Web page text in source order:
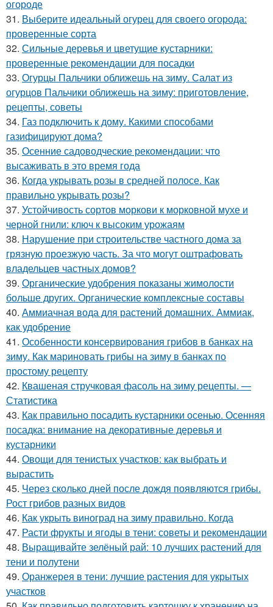
огороде
31. Выберите идеальный огурец для своего огорода:
проверенные сорта
32. Сильные деревья и цветущие кустарники:
проверенные рекомендации для посадки
33. Огурцы Пальчики оближешь на зиму. Салат из
огурцов Пальчики оближешь на зиму: приготовление,
рецепты, советы
34. Газ подключить к дому. Какими способами
газифицируют дома?
35. Осенние садоводческие рекомендации: что
высаживать в это время года
36. Когда укрывать розы в средней полосе. Как
правильно укрывать розы?
37. Устойчивость сортов моркови к морковной мухе и
черной гнили: ключ к высоким урожаям
38. Нарушение при строительстве частного дома за
грязную проезжую часть. За что могут оштрафовать
владельцев частных домов?
39. Органические удобрения показаны жимолости
больше других. Органические комплексные составы
40. Аммиачная вода для растений домашних. Аммиак,
как удобрение
41. Особенности консервирования грибов в банках на
зиму. Как мариновать грибы на зиму в банках по
простому рецепту
42. Квашеная стручковая фасоль на зиму рецепты. —
Статистика
43. Как правильно посадить кустарники осенью. Осенняя
посадка: внимание на декоративные деревья и
кустарники
44. Овощи для тенистых участков: как выбрать и
вырастить
45. Через сколько дней после дождя появляются грибы.
Рост грибов разных видов
46. Как укрыть виноград на зиму правильно. Когда
47. Расти фрукты и ягоды в тени: советы и рекомендации
48. Выращивайте зелёный рай: 10 лучших растений для
тени и полутени
49. Оранжерея в тени: лучшие растения для укрытых
участков